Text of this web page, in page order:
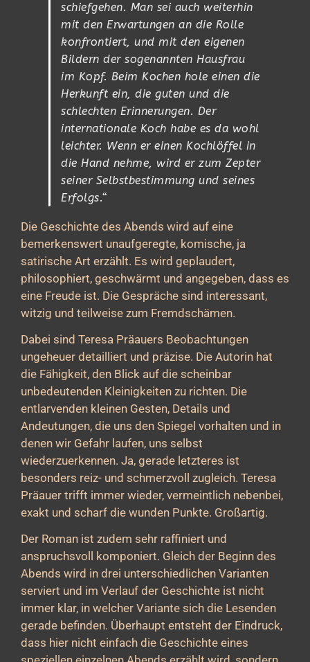
schiefgehen. Man sei auch weiterhin
mit den Erwartungen an die Rolle
konfrontiert, und mit den eigenen
Bildern der sogenannten Hausfrau
im Kopf. Beim Kochen hole einen die
Herkunft ein, die guten und die
schlechten Erinnerungen. Der
internationale Koch habe es da wohl
leichter. Wenn er einen Kochlöffel in
die Hand nehme, wird er zum Zepter
seiner Selbstbestimmung und seines
Erfolgs.“
Die Geschichte des Abends wird auf eine
bemerkenswert unaufgeregte, komische, ja
satirische Art erzählt. Es wird geplaudert,
philosophiert, geschwärmt und angegeben, dass es
eine Freude ist. Die Gespräche sind interessant,
witzig und teilweise zum Fremdschämen.
Dabei sind Teresa Präauers Beobachtungen
ungeheuer detailliert und präzise. Die Autorin hat
die Fähigkeit, den Blick auf die scheinbar
unbedeutenden Kleinigkeiten zu richten. Die
entlarvenden kleinen Gesten, Details und
Andeutungen, die uns den Spiegel vorhalten und in
denen wir Gefahr laufen, uns selbst
wiederzuerkennen. Ja, gerade letzteres ist
besonders reiz- und schmerzvoll zugleich. Teresa
Präauer trifft immer wieder, vermeintlich nebenbei,
exakt und scharf die wunden Punkte. Großartig.
Der Roman ist zudem sehr raffiniert und
anspruchsvoll komponiert. Gleich der Beginn des
Abends wird in drei unterschiedlichen Varianten
serviert und im Verlauf der Geschichte ist nicht
immer klar, in welcher Variante sich die Lesenden
gerade befinden. Überhaupt entsteht der Eindruck,
dass hier nicht einfach die Geschichte eines